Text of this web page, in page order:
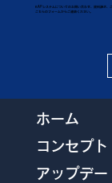
KAPシステムについてのお問い合わせ、資料請求、
こちらのフォームからご連絡ください。
ホーム
コンセプト
アップデー